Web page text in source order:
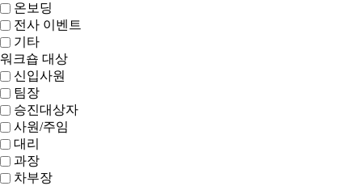
온보딩
전사 이벤트
기타
워크숍 대상
신입사원
팀장
승진대상자
사원/주임
대리
과장
차부장